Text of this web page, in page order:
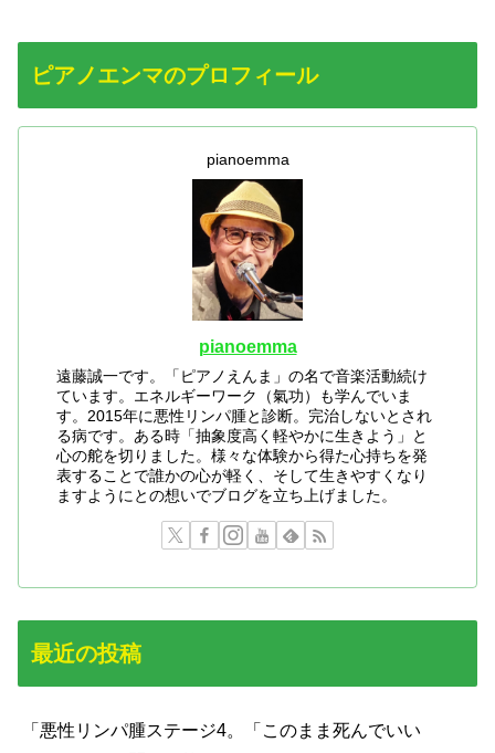
ピアノエンマのプロフィール
pianoemma
pianoemma
遠藤誠一です。「ピアノえんま」の名で音楽活動続け
ています。エネルギーワーク（氣功）も学んでいま
す。2015年に悪性リンパ腫と診断。完治しないとされ
る病です。ある時「抽象度高く軽やかに生きよう」と
心の舵を切りました。様々な体験から得た心持ちを発
表することで誰かの心が軽く、そして生きやすくなり
ますようにとの想いでブログを立ち上げました。
最近の投稿
「悪性リンパ腫ステージ4。「このまま死んでいい